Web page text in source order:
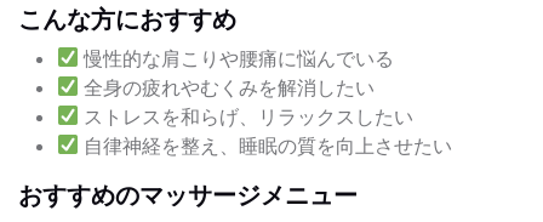
こんな方におすすめ
慢性的な肩こりや腰痛に悩んでいる
全身の疲れやむくみを解消したい
ストレスを和らげ、リラックスしたい
自律神経を整え、睡眠の質を向上させたい
おすすめのマッサージメニュー